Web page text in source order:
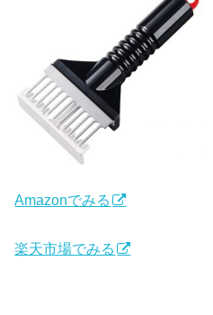
Amazonでみる
楽天市場でみる